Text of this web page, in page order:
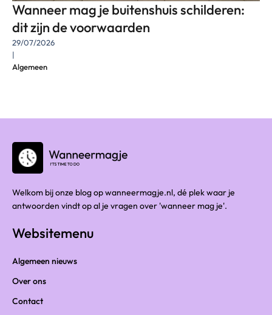
Wanneer mag je buitenshuis schilderen:
dit zijn de voorwaarden
29/07/2026
|
Algemeen
Welkom bij onze blog op wanneermagje.nl, dé plek waar je
antwoorden vindt op al je vragen over 'wanneer mag je'.
Websitemenu
Algemeen nieuws
Over ons
Contact